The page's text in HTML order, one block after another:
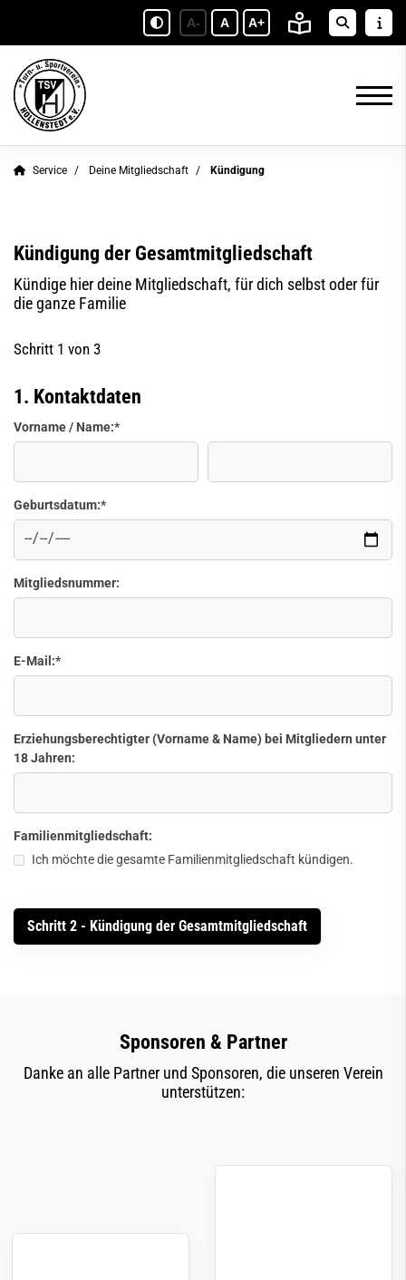
A- A A+
Service Deine Mitgliedschaft Kündigung
Kündigung der Gesamtmitgliedschaft
Kündige hier deine Mitgliedschaft, für dich selbst oder für
die ganze Familie
Schritt 1 von 3
1. Kontaktdaten
Vorname / Name:*
Geburtsdatum:*
Mitgliedsnummer:
E-Mail:*
Erziehungsberechtigter (Vorname & Name) bei Mitgliedern unter
18 Jahren:
Familienmitgliedschaft:
Ich möchte die gesamte Familienmitgliedschaft kündigen.
Sponsoren & Partner
Danke an alle Partner und Sponsoren, die unseren Verein
unterstützen: